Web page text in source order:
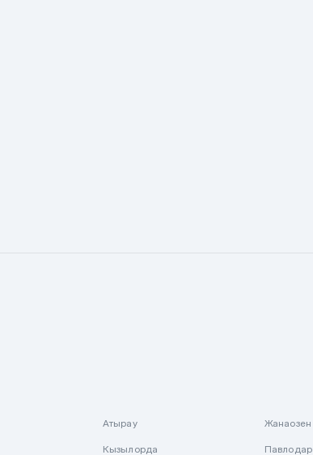
Атырау Жанаозен
Кызылорда Павлодар